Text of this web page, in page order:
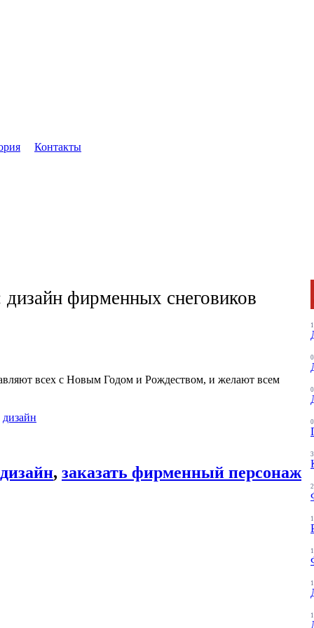
Контакты
фирменных снеговиков
всех с Новым Годом и Рождеством, и желают всем
дизайн
дизайн, заказать фирменный персонаж